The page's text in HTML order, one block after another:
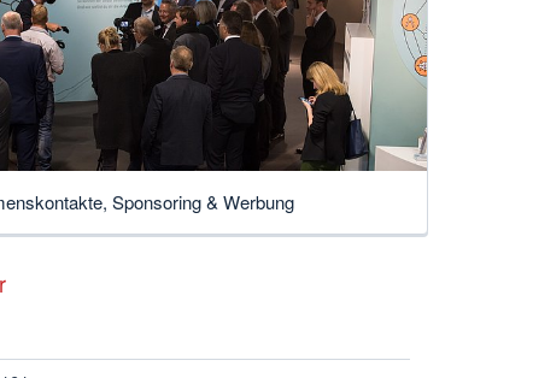
Sponsoring & Werbung